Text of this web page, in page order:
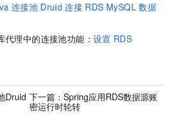
连接池 Druid 连接 RDS MySQL 数据
代理中的连接池功能： 设置 RDS
Druid 下一篇：Spring应用RDS数据源账
密运行时轮转